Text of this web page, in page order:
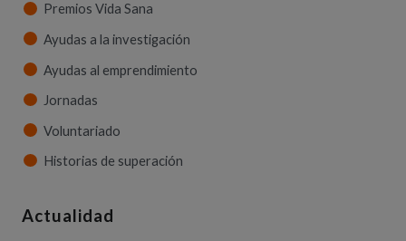
Premios Vida Sana
Ayudas a la investigación
Ayudas al emprendimiento
Jornadas
Voluntariado
Historias de superación
Actualidad